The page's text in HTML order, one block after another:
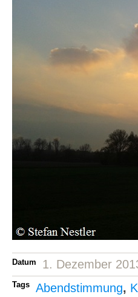
Datum 1. Dezember
Tags Abendstimmung,